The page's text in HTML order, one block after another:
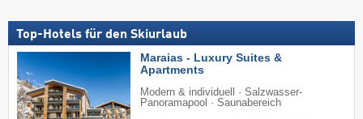
Top-Hotels für den Skiurlaub
Maraias - Luxury Suites &
Apartments
Modern & individuell · Salzwasser-
Panoramapool · Saunabereich